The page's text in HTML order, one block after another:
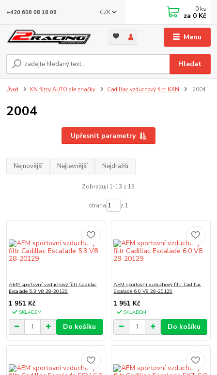
Menu
CZK
Hledat
+420 608 08 18 08 0 ks
za 0 Kč
Úvod KN filtry AUTO dle značky Cadillac vzduchový filtr K&N 2004
2004
Upřesnit parametry
Nejnovější Nejlevnější Nejdražší
Zobrazuji 1-13 z 13
strana z 1
AEM sportovní vzduchový filtr Cadillac
Escalade 5.3 V8 28-20129
1 951 Kč
SKLADEM
Do košíku
AEM sportovní vzduchový filtr Cadillac
Escalade 6.0 V8 28-20129
1 951 Kč
SKLADEM
Do košíku